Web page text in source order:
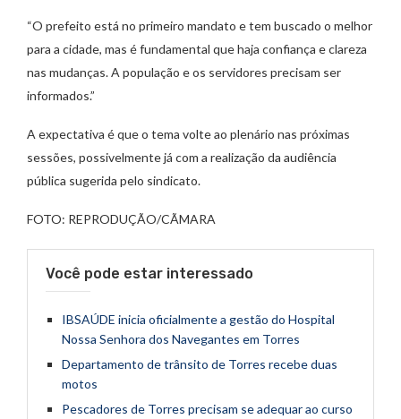
“O prefeito está no primeiro mandato e tem buscado o melhor
para a cidade, mas é fundamental que haja confiança e clareza
nas mudanças. A população e os servidores precisam ser
informados.”
A expectativa é que o tema volte ao plenário nas próximas
sessões, possivelmente já com a realização da audiência
pública sugerida pelo sindicato.
FOTO: REPRODUÇÃO/CÃMARA
Você pode estar interessado
IBSAÚDE inicia oficialmente a gestão do Hospital
Nossa Senhora dos Navegantes em Torres
Departamento de trânsito de Torres recebe duas
motos
Pescadores de Torres precisam se adequar ao curso